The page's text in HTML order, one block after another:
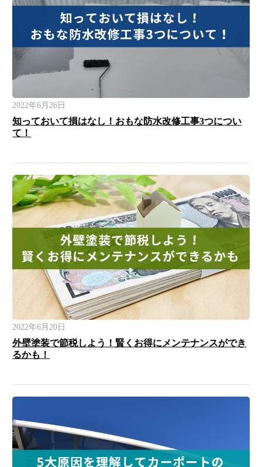
2022年6月26日
知っておいて損はなし！おもな防水改修工事3つについ
て！
2022年6月20日
外壁塗装で節税しよう！賢くお得にメンテナンスができ
るかも！